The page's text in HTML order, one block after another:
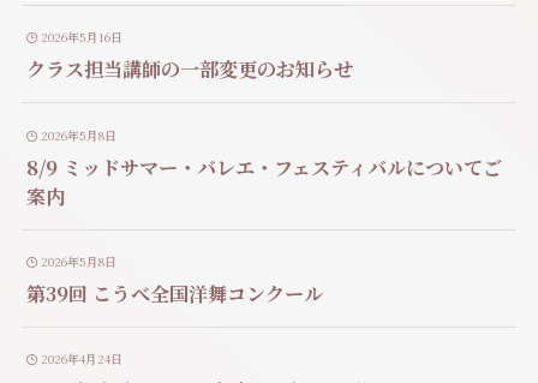
2026年5月16日
クラス担当講師の一部変更のお知らせ
2026年5月8日
8/9 ミッドサマー・バレエ・フェスティバルについてご
案内
2026年5月8日
第39回 こうべ全国洋舞コンクール
2026年4月24日